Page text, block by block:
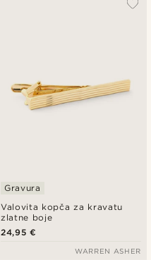
Valovita kopča za kravatu
zlatne boje
Gravura
24,95 €
WARREN ASHER